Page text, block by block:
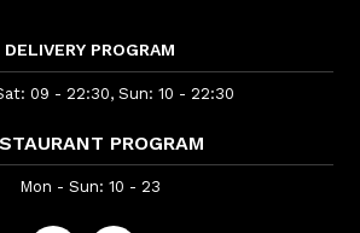
DELIVERY PROGRAM
09 - 22:30, Sun: 10 - 22:30
PROGRAM
Mon - Sun: 10 - 23